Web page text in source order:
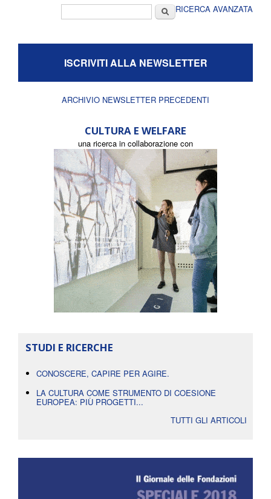
CercaRICERCA AVANZATA
ISCRIVITI ALLA NEWSLETTER
ARCHIVIO NEWSLETTER PRECEDENTI
CULTURA E WELFARE
una ricerca in collaborazione con
STUDI E RICERCHE
CONOSCERE, CAPIRE PER AGIRE.
LA CULTURA COME STRUMENTO DI COESIONE
EUROPEA: PIÙ PROGETTI...
TUTTI GLI ARTICOLI